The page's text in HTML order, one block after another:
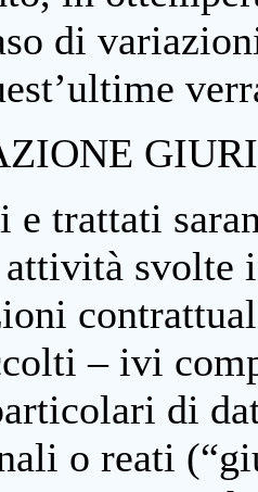
di
trattati
svolte
– ivi
di
o reati